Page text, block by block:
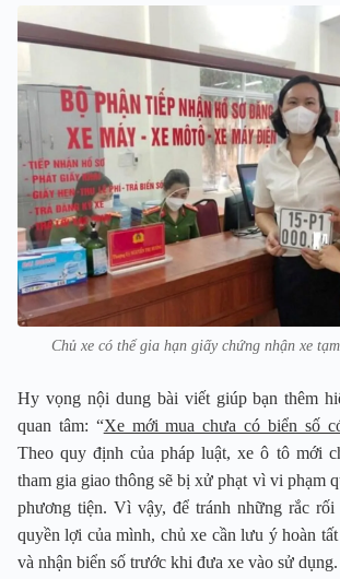
Chủ xe có thể gia hạn giấy chứng nhận xe
Hy vọng nội dung bài viết giúp bạn thêm
quan tâm: “Xe mới mua chưa có biển số
Theo quy định của pháp luật, xe ô tô mới
tham gia giao thông sẽ bị xử phạt vì vi phạm
phương tiện. Vì vậy, để tránh những rắc
quyền lợi của mình, chủ xe cần lưu ý hoàn
và nhận biển số trước khi đưa xe vào sử dụng.